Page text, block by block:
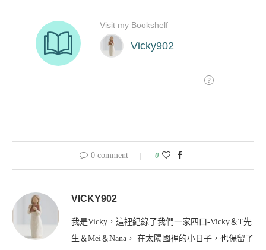
0 comment 0
VICKY902
我是Vicky，這裡紀錄了我們一家四口-Vicky＆T先
生＆Mei＆Nana， 在太陽國裡的小日子，也保留了